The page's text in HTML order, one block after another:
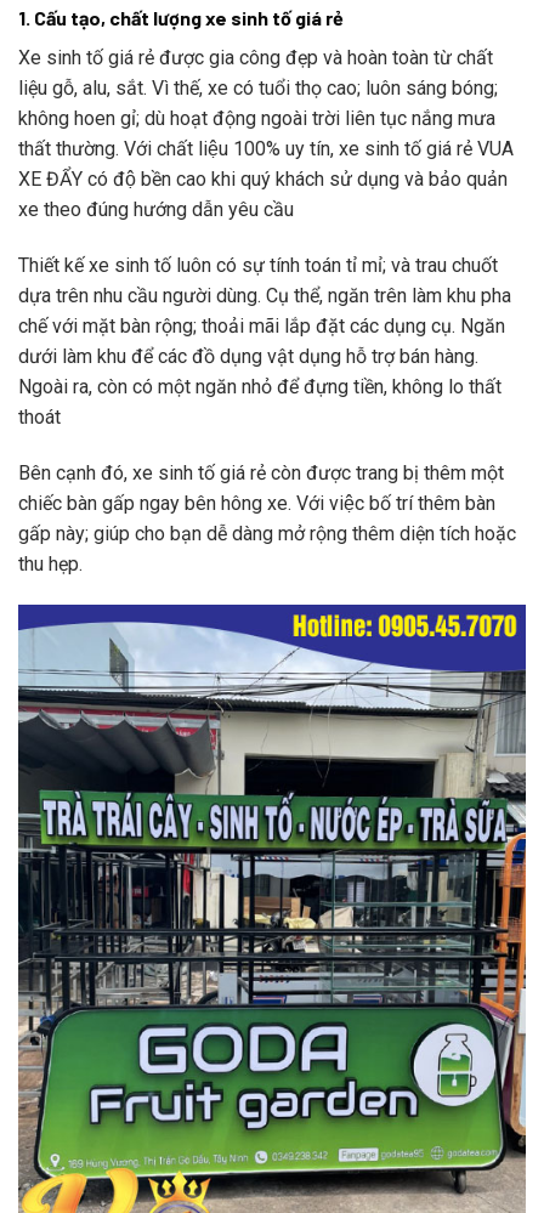
1. Cấu tạo, chất lượng xe sinh tố giá rẻ
Xe sinh tố giá rẻ được gia công đẹp và hoàn toàn từ chất
liệu gỗ, alu, sắt. Vì thế, xe có tuổi thọ cao; luôn sáng bóng;
không hoen gỉ; dù hoạt động ngoài trời liên tục nắng mưa
thất thường. Với chất liệu 100% uy tín, xe sinh tố giá rẻ VUA
XE ĐẨY có độ bền cao khi quý khách sử dụng và bảo quản
xe theo đúng hướng dẫn yêu cầu
Thiết kế xe sinh tố luôn có sự tính toán tỉ mỉ; và trau chuốt
dựa trên nhu cầu người dùng. Cụ thể, ngăn trên làm khu pha
chế với mặt bàn rộng; thoải mãi lắp đặt các dụng cụ. Ngăn
dưới làm khu để các đồ dụng vật dụng hỗ trợ bán hàng.
Ngoài ra, còn có một ngăn nhỏ để đựng tiền, không lo thất
thoát
Bên cạnh đó, xe sinh tố giá rẻ còn được trang bị thêm một
chiếc bàn gấp ngay bên hông xe. Với việc bố trí thêm bàn
gấp này; giúp cho bạn dễ dàng mở rộng thêm diện tích hoặc
thu hẹp.